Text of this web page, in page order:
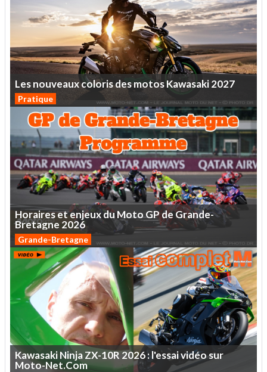
LesnouveauxcolorisdesmotosKawasaki2027
Pratique
HorairesetenjeuxduMotoGPdeGrande-
Bretagne 2026
Grande-Bretagne
KawasakiNinjaZX-10R2026:l'essaividéosur
Moto-Net.Com